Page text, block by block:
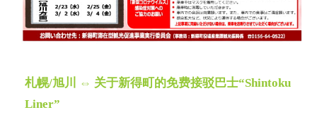
札幌/旭川 ⇔ 关于新得町的免费接驳巴士“Shintoku
Liner”